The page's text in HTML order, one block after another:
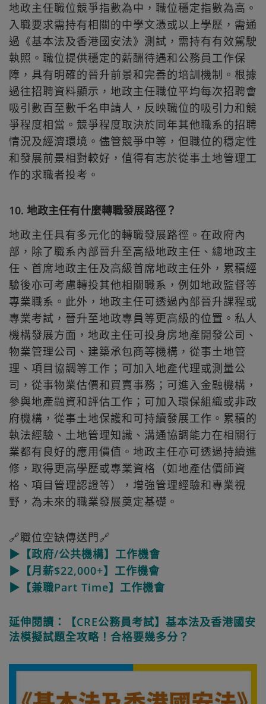
地政主任職位競爭指數為中，職位穩定指數為高。
入職要求需持有相關的中學文憑或以上學歷，需通
過《基本法及香港國安法》測試，需持有有效駕駛
執照。職位提供穩定的薪酬待遇和公務員工作保
障，具有明確的晉升前景和完善的培訓機制。根據
過往招聘資料顯示，地政主任職位平均每次招聘會
吸引數百至數千名申請人，反映職位的吸引力和競
爭程度相當。競爭程度取決於同年其他職系的招聘
情況及經濟環境。儘管競爭中等，但職位的穩定性
和發展前景相對較好，值得有志於從事土地管理工
作的求職者投考。
10. 地政主任有什麼轉職發展路徑？
地政主任具有多元化的轉職發展路徑。在政府內
部，除了職系內部晉升至高級地政主任、總地政主
任、首席地政主任及高級首席地政主任外，累積經
驗後亦可考慮轉投其他相關職系，例如地政監督等
專業職系。此外，地政主任可透過內部晉升課程或
專業考試，晉升至地政專員等更高級的位置。私人
機構發展方面，地政主任可投身房地產開發公司、
物業管理公司、建築承包商等機構，從事土地管
理、項目協調等工作；可加入地產代理或測量公
司，從事物業估價和買賣事務；可進入金融機構，
參與地產融資和評估工作；可加入環保組織或非政
府機構，從事土地保護和可持續發展工作。累積的
執法經驗、土地管理知識、溝通協調能力在相關行
業都有良好的應用價值。地政主任亦可透過持續進
修，取得更高學歷或專業資格（如地產估價師資
格、項目管理認證等），增強管理經驗和專業視
野，為未來的職業發展奠定基礎。
🔗職位空缺傳送門🔗
▶【政府/公共機構】工作機會
▶【月薪$22,000+】工作機會
▶【兼職Part Time】工作機會
延伸閱讀：【CRE公務員考試】基本法及香港國安
法模擬試題全攻略！合格要幾多分？